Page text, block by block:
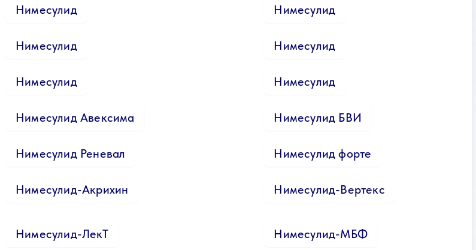
Нимесулид Нимесулид
Нимесулид Нимесулид
Нимесулид Нимесулид
Нимесулид Авексима Нимесулид БВИ
Нимесулид Реневал Нимесулид форте
Нимесулид-Акрихин Нимесулид-Вертекс
Нимесулид-ЛекТ Нимесулид-МБФ